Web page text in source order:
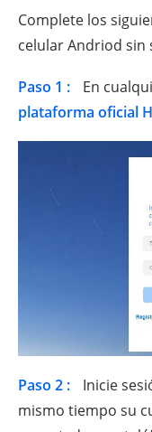
Complete los
celular Andriod sin
Paso 1 :
En
plataforma oficial
Paso 2 :
Inicie
mismo tiempo su